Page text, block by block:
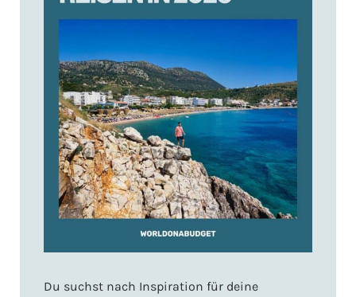
Du suchst nach Inspiration für deine